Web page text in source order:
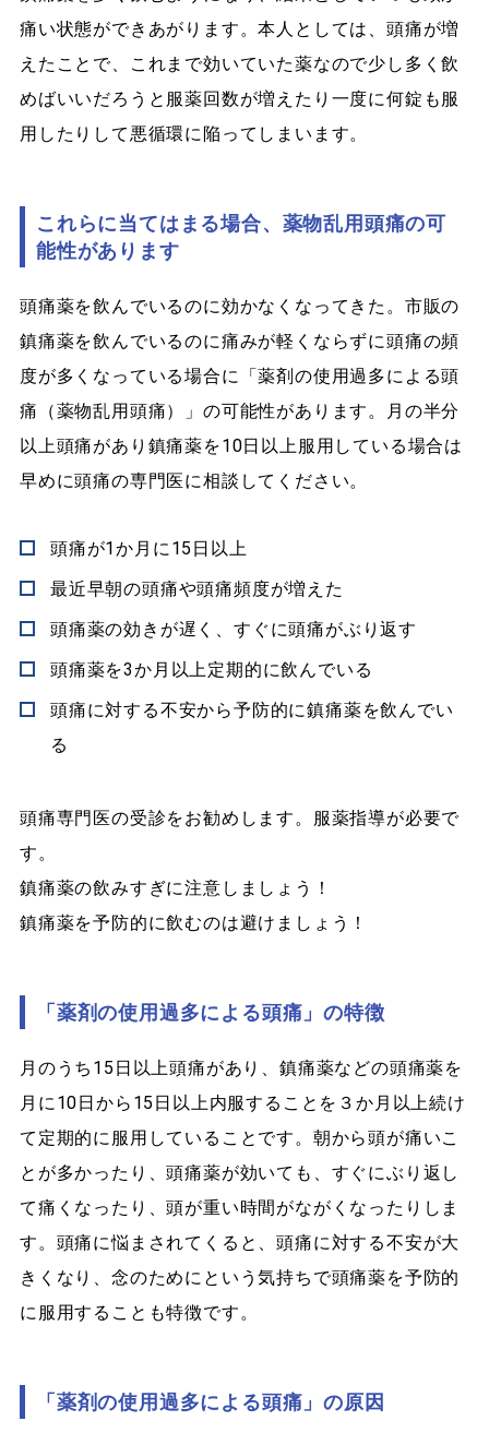
痛い状態ができあがります。本人としては、頭痛が増
えたことで、これまで効いていた薬なので少し多く飲
めばいいだろうと服薬回数が増えたり一度に何錠も服
用したりして悪循環に陥ってしまいます。
これらに当てはまる場合、薬物乱用頭痛の可
能性があります
頭痛薬を飲んでいるのに効かなくなってきた。市販の
鎮痛薬を飲んでいるのに痛みが軽くならずに頭痛の頻
度が多くなっている場合に「薬剤の使用過多による頭
痛（薬物乱用頭痛）」の可能性があります。月の半分
以上頭痛があり鎮痛薬を10日以上服用している場合は
早めに頭痛の専門医に相談してください。
頭痛が1か月に15日以上
最近早朝の頭痛や頭痛頻度が増えた
頭痛薬の効きが遅く、すぐに頭痛がぶり返す
頭痛薬を3か月以上定期的に飲んでいる
頭痛に対する不安から予防的に鎮痛薬を飲んでい
る
頭痛専門医の受診をお勧めします。服薬指導が必要で
す。
鎮痛薬の飲みすぎに注意しましょう！
鎮痛薬を予防的に飲むのは避けましょう！
「薬剤の使用過多による頭痛」の特徴
月のうち15日以上頭痛があり、鎮痛薬などの頭痛薬を
月に10日から15日以上内服することを３か月以上続け
て定期的に服用していることです。朝から頭が痛いこ
とが多かったり、頭痛薬が効いても、すぐにぶり返し
て痛くなったり、頭が重い時間がながくなったりしま
す。頭痛に悩まされてくると、頭痛に対する不安が大
きくなり、念のためにという気持ちで頭痛薬を予防的
に服用することも特徴です。
「薬剤の使用過多による頭痛」の原因